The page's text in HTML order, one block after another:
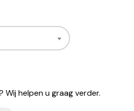
helpen u graag verder.